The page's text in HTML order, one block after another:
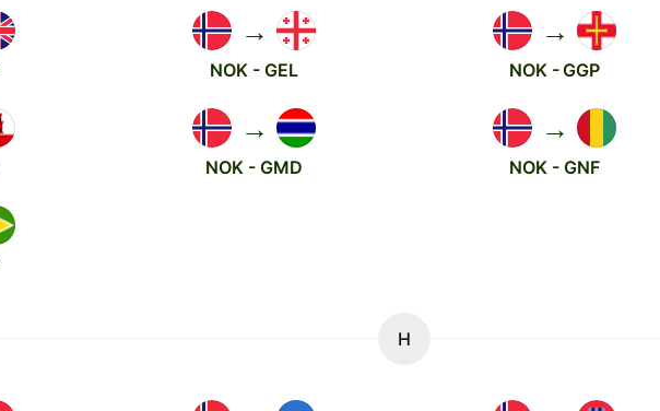
→
NOK - GEL
→
NOK - GGP
→
NOK - GMD
→
NOK - GNF
H